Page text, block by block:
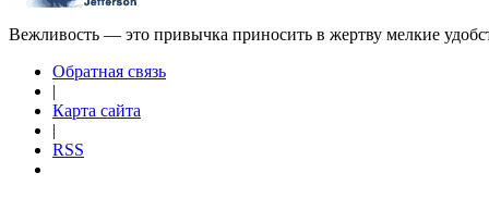
Вежливость — это привычка приносить в жертву мелкие
Обратная связь
|
Карта сайта
|
RSS